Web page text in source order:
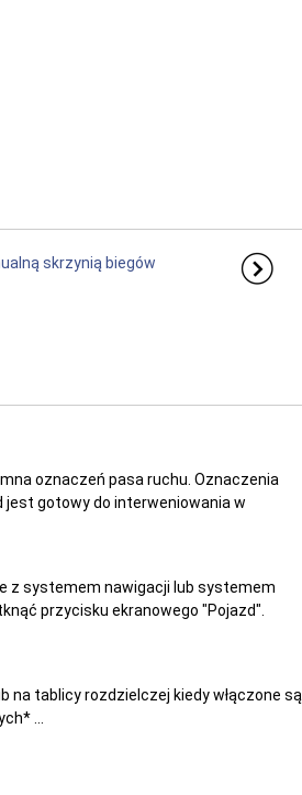
skrzynią biegów
oznaczeń pasa ruchu. Oznaczenia
jest gotowy do interweniowania w
z systemem nawigacji lub systemem
przycisku ekranowego "Pojazd".
tablicy rozdzielczej kiedy włączone są
...